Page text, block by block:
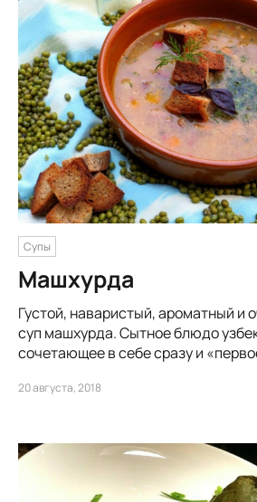
Супы
Машхурда
Густой, наваристый, ароматный и
суп машхурда. Сытное блюдо
сочетающее в себе сразу и
20 августа, 2018